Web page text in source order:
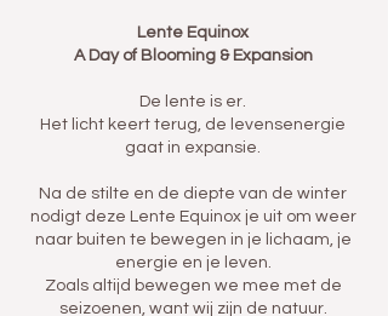
Lente Equinox
A Day of Blooming & Expansion
De lente is er.
Het licht keert terug, de levensenergie
gaat in expansie.
Na de stilte en de diepte van de winter
nodigt deze Lente Equinox je uit om weer
naar buiten te bewegen in je lichaam, je
energie en je leven.
Zoals altijd bewegen we mee met de
seizoenen, want wij zijn de natuur.